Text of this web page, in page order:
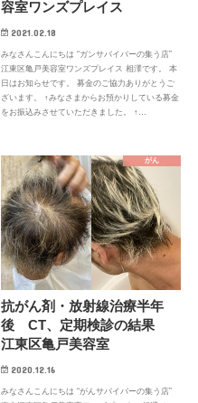
容室ワンズプレイス
2021.02.18
みなさんこんにちは “ガンサバイバーの集う店”
江東区亀戸美容室ワンズプレイス 相澤です。 本
日はお知らせです。 募金のご協力ありがとうご
ざいます。 ↑みなさまからお預かりしている募金
をお振込みさせていただきました。 ↑…
がん
抗がん剤・放射線治療半年
後 CT、定期検診の結果
江東区亀戸美容室
2020.12.16
みなさんこんにちは “がんサバイバーの集う店”